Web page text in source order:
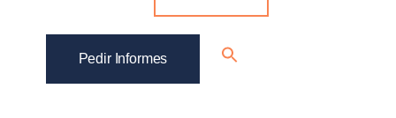
Pedir Informes
Search